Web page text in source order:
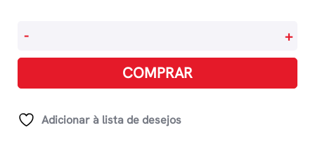
Filme
-
B
- +
COMPRAR
Adicionar à lista de desejos